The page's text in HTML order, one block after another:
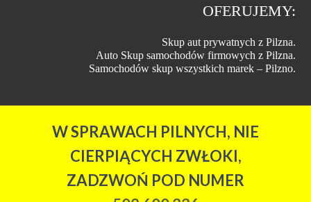
OFERUJEMY:
Skup aut prywatnych z Pilzna.
Auto Skup samochodów firmowych z Pilzna.
Samochodów skup wszystkich marek – Pilzno.
W SPRAWACH PILNYCH, NIE
CIERPIĄCYCH ZWŁOKI,
ZADZWOŃ POD NUMER